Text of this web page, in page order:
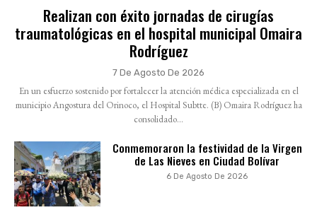
Realizan con éxito jornadas de cirugías
traumatológicas en el hospital municipal Omaira
Rodríguez
7 De Agosto De 2026
En un esfuerzo sostenido por fortalecer la atención médica especializada en el
municipio Angostura del Orinoco, el Hospital Subtte. (B) Omaira Rodríguez ha
consolidado...
Conmemoraron la festividad de la Virgen
de Las Nieves en Ciudad Bolívar
6 De Agosto De 2026